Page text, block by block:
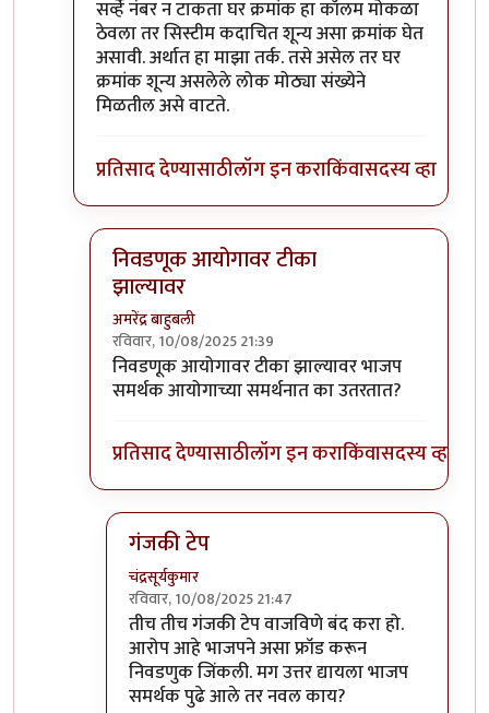
सर्व्हे नंबर न टाकता घर क्रमांक हा कॉलम मोकळा
ठेवला तर सिस्टीम कदाचित शून्य असा क्रमांक घेत
असावी. अर्थात हा माझा तर्क. तसे असेल तर घर
क्रमांक शून्य असलेले लोक मोठ्या संख्येने
मिळतील असे वाटते.
प्रतिसाद देण्यासाठीलॉग इन कराकिंवासदस्य व्हा
निवडणूक आयोगावर टीका
झाल्यावर
अमरेंद्र बाहुबली
रविवार, 10/08/2025 21:39
In reply toशून्य नंबरbyचंद्रसूर्यकुमार
निवडणूक आयोगावर टीका झाल्यावर भाजप
समर्थक आयोगाच्या समर्थनात का उतरतात?
प्रतिसाद देण्यासाठीलॉग इन कराकिंवासदस्य व्हा
गंजकी टेप
चंद्रसूर्यकुमार
रविवार, 10/08/2025 21:47
In reply toनिवडणूक आयोगावर टीका झाल्यावर
तीच तीच गंजकी टेप वाजविणे बंद करा हो.
आरोप आहे भाजपने असा फ्रॉड करून
निवडणुक जिंकली. मग उत्तर द्यायला भाजप
समर्थक पुढे आले तर नवल काय?